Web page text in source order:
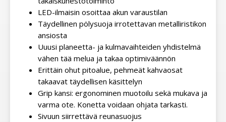
LED-ilmaisin osoittaa akun varaustilan
Täydellinen pölysuoja irrotettavan metalliristikon
ansiosta
Uuusi planeetta- ja kulmavaihteiden yhdistelmä
vähen tää melua ja takaa optimiväännön
Erittäin ohut pitoalue, pehmeät kahvaosat
takaavat täydellisen käsittelyn
Grip kansi: ergonominen muotoilu sekä mukava ja
varma ote. Konetta voidaan ohjata tarkasti.
Sivuun siirrettävä reunasuojus